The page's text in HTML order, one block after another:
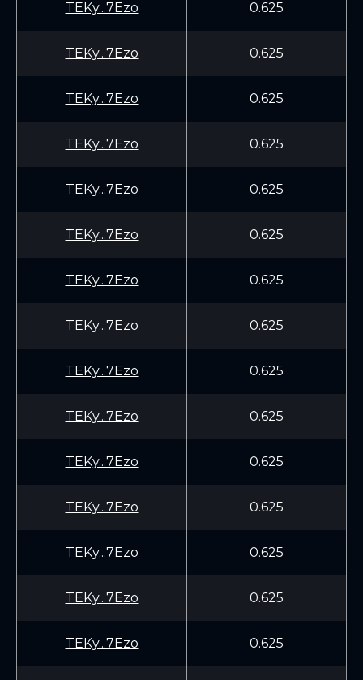
TEKy...7Ezo 0.625
TEKy...7Ezo 0.625
TEKy...7Ezo 0.625
TEKy...7Ezo 0.625
TEKy...7Ezo 0.625
TEKy...7Ezo 0.625
TEKy...7Ezo 0.625
TEKy...7Ezo 0.625
TEKy...7Ezo 0.625
TEKy...7Ezo 0.625
TEKy...7Ezo 0.625
TEKy...7Ezo 0.625
TEKy...7Ezo 0.625
TEKy...7Ezo 0.625
TEKy...7Ezo 0.625